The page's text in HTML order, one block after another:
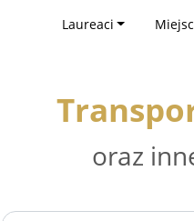
Laureaci
oraz